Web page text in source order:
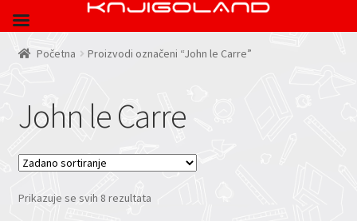
Početna Proizvodi označeni “John le Carre”
John le Carre
Prikazuje se svih 8 rezultata